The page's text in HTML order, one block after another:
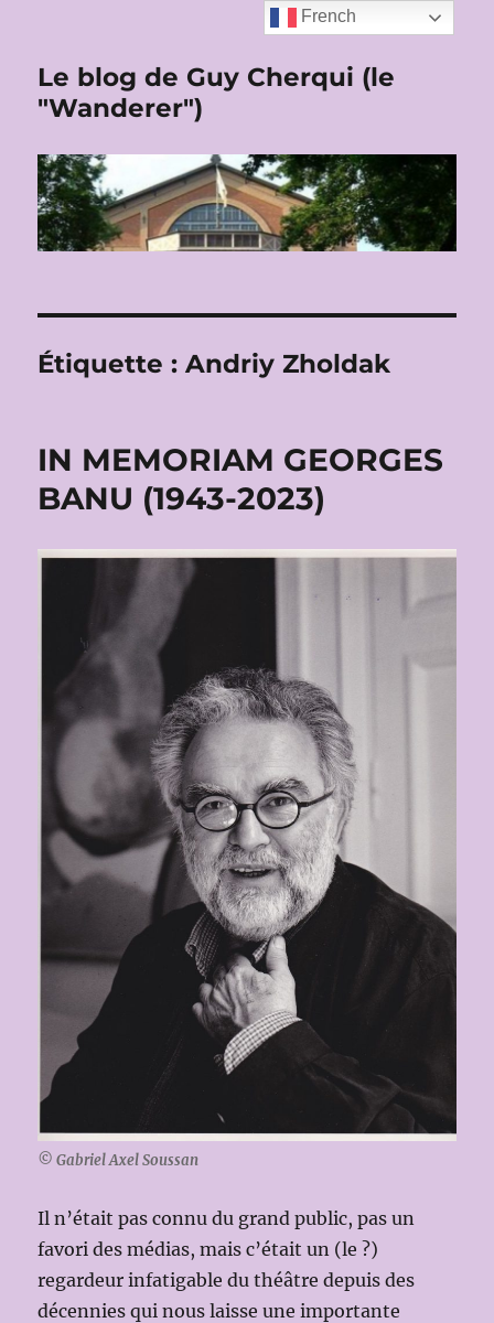
Le blog de Guy Cherqui (le
"Wanderer")
Étiquette :Andriy Zholdak
IN MEMORIAM GEORGES
BANU (1943-2023)
© Gabriel Axel Soussan
Il n’était pas connu du grand public, pas un
favori des médias, mais c’était un (le ?)
regardeur infatigable du théâtre depuis des
décennies qui nous laisse une importante
French